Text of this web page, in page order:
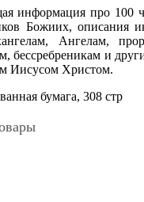
информация про 100
Божиих, описания
Ангелам,
бессребреникам и
Иисусом Христом.
бумага, 308 стр